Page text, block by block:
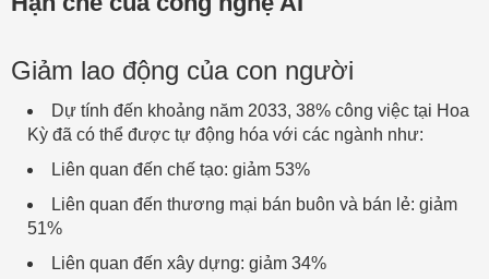
Giảm lao động của con người
Dự tính đến khoảng năm 2033, 38% công việc tại Hoa
Kỳ đã có thể được tự động hóa với các ngành như:
Liên quan đến chế tạo: giảm 53%
Liên quan đến thương mại bán buôn và bán lẻ: giảm
51%
Liên quan đến xây dựng: giảm 34%